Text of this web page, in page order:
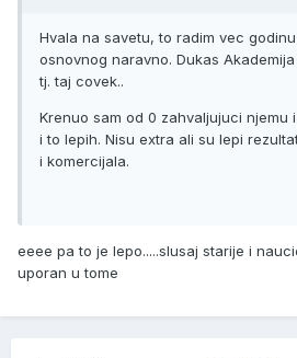
Hvala na savetu, to radim vec
osnovnog naravno. Dukas
tj. taj covek..
Krenuo sam od 0 zahvaljujuci njemu
i to lepih. Nisu extra ali su lepi
i komercijala.
eeee pa to je lepo.....slusaj starije i
uporan u tome